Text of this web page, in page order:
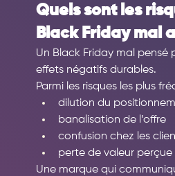
Quels sont les
Black Friday mal
Un Black Friday mal pensé
effets négatifs durables.
Parmi les risques les plus
dilution du
banalisation de l’offre
confusion chez les
perte de valeur perçue
Une marque qui